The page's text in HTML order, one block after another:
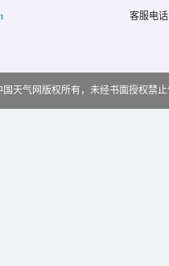
客服电
国天气网版权所有，未经书面授权